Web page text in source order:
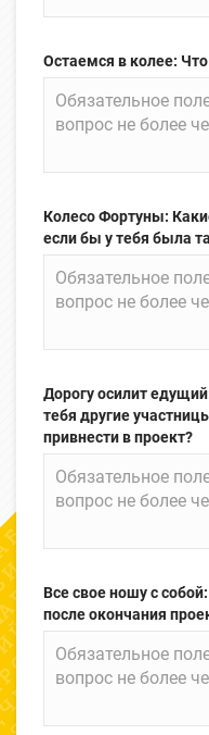
Остаемся в колее:
Колесо Фортуны:
если бы у тебя была
Дорогу осилит
тебя другие
привнести в проект?
Все свое ношу с
после окончания